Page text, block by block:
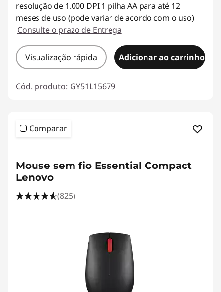
resolução de 1.000 DPI 1 pilha AA para até 12
meses de uso (pode variar de acordo com o uso)
Consulte o prazo de Entrega
Visualização rápida Adicionar ao carrinho
Cód. produto: GY51L15679
Comparar
Mouse sem fio Essential Compact
Lenovo
(825)